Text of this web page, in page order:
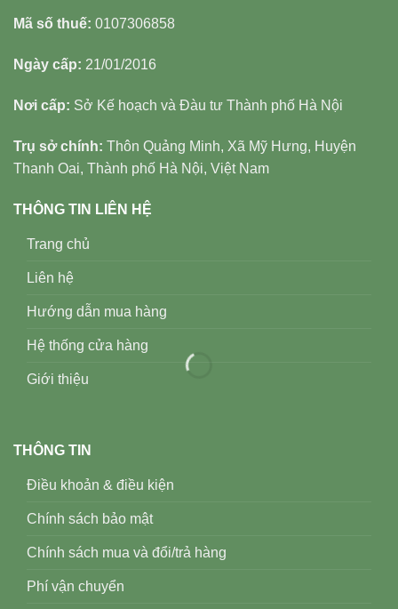
Mã số thuế: 0107306858
Ngày cấp: 21/01/2016
Nơi cấp: Sở Kế hoạch và Đàu tư Thành phố Hà Nội
Trụ sở chính: Thôn Quảng Minh, Xã Mỹ Hưng, Huyện
Thanh Oai, Thành phố Hà Nội, Việt Nam
THÔNG TIN LIÊN HỆ
Trang chủ
Liên hệ
Hướng dẫn mua hàng
Hệ thống cửa hàng
Giới thiệu
THÔNG TIN
Điều khoản & điều kiện
Chính sách bảo mật
Chính sách mua và đổi/trả hàng
Phí vận chuyển